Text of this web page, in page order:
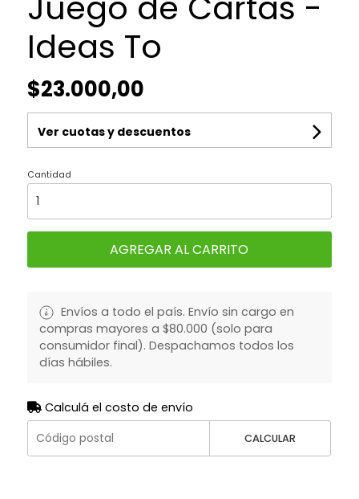
Ideas To
$23.000,00
Ver cuotas y descuentos
Cantidad
AGREGAR AL CARRITO
Envíos a todo el país. Envío sin cargo en
compras mayores a $80.000 (solo para
consumidor final). Despachamos todos los
días hábiles.
Calculá el costo de envío
CALCULAR